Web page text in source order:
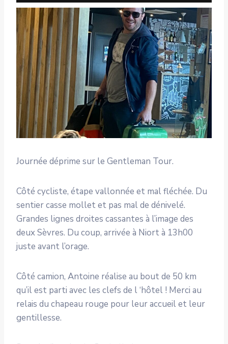
Journée déprime sur le Gentleman Tour.
Côté cycliste, étape vallonnée et mal fléchée. Du
sentier casse mollet et pas mal de dénivelé.
Grandes lignes droites cassantes à l’image des
deux Sèvres. Du coup, arrivée à Niort à 13h00
juste avant l’orage.
Côté camion, Antoine réalise au bout de 50 km
qu’il est parti avec les clefs de l ‘hôtel ! Merci au
relais du chapeau rouge pour leur accueil et leur
gentillesse.